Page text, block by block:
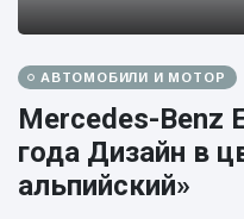
АВТОМОБИЛИ И МОТОР
Mercedes-Benz
года Дизайн в
альпийский»